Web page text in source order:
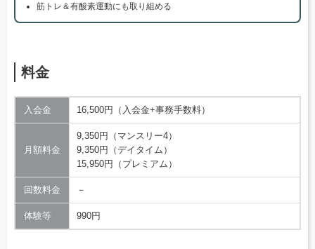
筋トレ＆有酸素運動にも取り組める
料金
入会金 16,500円（入会金+事務手数料）
月額料金
9,350円（マンスリー4）
9,350円（デイタイム）
15,950円（プレミアム）
回数料金 －
体験等 990円